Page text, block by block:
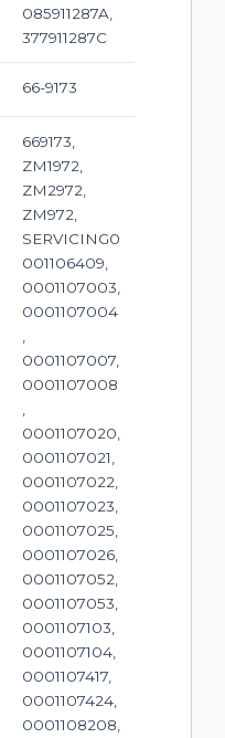
085911287A,
377911287C
66-9173
669173,
ZM1972,
ZM2972,
ZM972,
SERVICING0
001106409,
0001107003,
0001107004
,
0001107007,
0001107008
,
0001107020,
0001107021,
0001107022,
0001107023,
0001107025,
0001107026,
0001107052,
0001107053,
0001107103,
0001107104,
0001107417,
0001107424,
0001108208,